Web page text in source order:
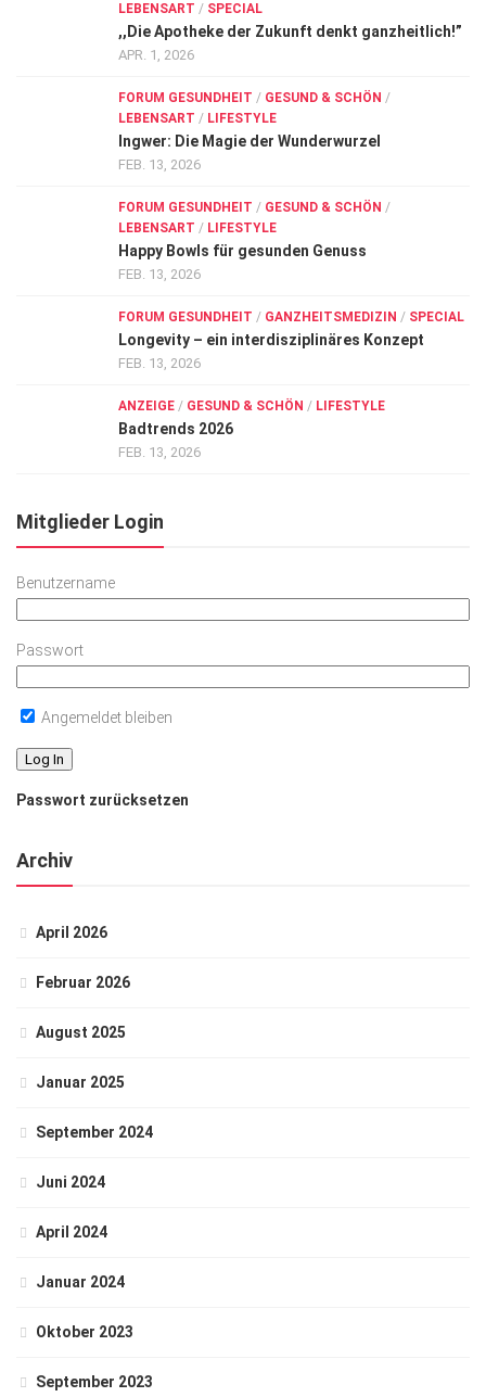
LEBENSART / SPECIAL
,,Die Apotheke der Zukunft denkt ganzheitlich!”
APR. 1, 2026
FORUM GESUNDHEIT / GESUND & SCHÖN /
LEBENSART / LIFESTYLE
Ingwer: Die Magie der Wunderwurzel
FEB. 13, 2026
FORUM GESUNDHEIT / GESUND & SCHÖN /
LEBENSART / LIFESTYLE
Happy Bowls für gesunden Genuss
FEB. 13, 2026
FORUM GESUNDHEIT / GANZHEITSMEDIZIN / SPECIAL
Longevity – ein interdisziplinäres Konzept
FEB. 13, 2026
ANZEIGE / GESUND & SCHÖN / LIFESTYLE
Badtrends 2026
FEB. 13, 2026
Mitglieder Login
Benutzername
Passwort
Angemeldet bleiben
Passwort zurücksetzen
Archiv
April 2026
Februar 2026
August 2025
Januar 2025
September 2024
Juni 2024
April 2024
Januar 2024
Oktober 2023
September 2023